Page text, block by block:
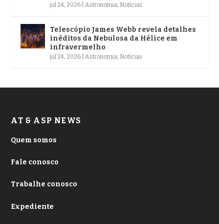
jul 24, 2026 Astronomia Notícias
Telescópio James Webb revela detalhes
inéditos da Nebulosa da Hélice em
infravermelho
jul 24, 2026 Astronomia Notícias
AT & ASP NEWS
Quem somos
Fale conosco
Trabalhe conosco
Expediente